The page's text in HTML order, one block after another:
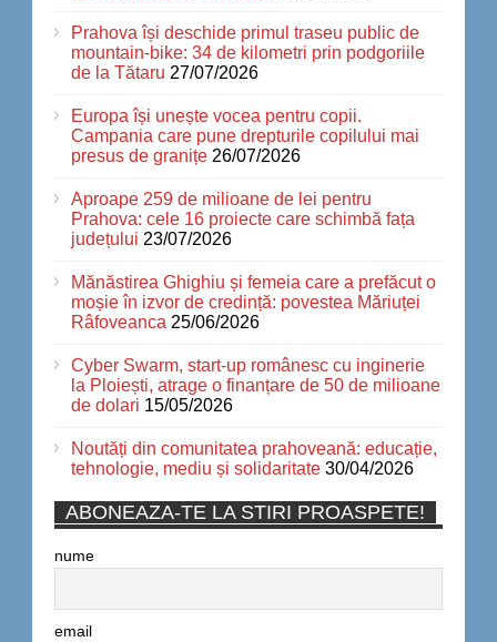
Prahova își deschide primul traseu public de
mountain-bike: 34 de kilometri prin podgoriile
de la Tătaru 27/07/2026
Europa își unește vocea pentru copii.
Campania care pune drepturile copilului mai
presus de granițe 26/07/2026
Aproape 259 de milioane de lei pentru
Prahova: cele 16 proiecte care schimbă fața
județului 23/07/2026
Mănăstirea Ghighiu și femeia care a prefăcut o
moșie în izvor de credință: povestea Măriuței
Râfoveanca 25/06/2026
Cyber Swarm, start-up românesc cu inginerie
la Ploiești, atrage o finanțare de 50 de milioane
de dolari 15/05/2026
Noutăți din comunitatea prahoveană: educație,
tehnologie, mediu și solidaritate 30/04/2026
ABONEAZA-TE LA STIRI PROASPETE!
nume
email